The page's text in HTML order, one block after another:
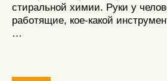
стиральной химии. Руки у
работящие, кое-какой
…